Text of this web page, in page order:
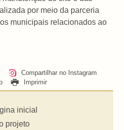
por meio da parceria
municipais relacionados ao
Compartilhar no Instagram
Imprimir
inicial
projeto